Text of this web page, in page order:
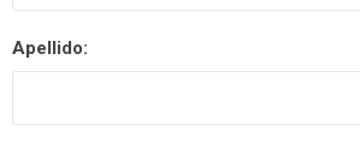
Apellido: